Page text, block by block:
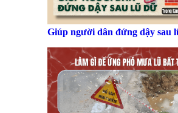
Giúp người dân đứng dậy sau